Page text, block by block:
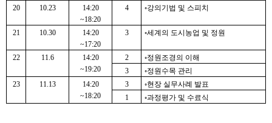
20
10.23
14:20
~18:20
4 ◦강의기법 및 스피치
21 10.30
14:20
~17:20
3 ◦세계의 도시농업 및 정원
22 11.6
14:20
~19:20
2
◦정원조경의 이해
3
◦정원수목 관리
23
11.13
14:20
~18:20
3
◦현장 실무사례 발표
1
◦과정평가 및 수료식